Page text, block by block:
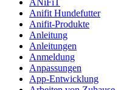
ANiFiT
Anifit Hundefutter
Anifit-Produkte
Anleitung
Anleitungen
Anmeldung
Anpassungen
App-Entwicklung